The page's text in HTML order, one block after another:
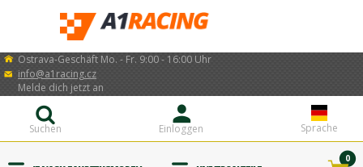
Ostrava-Geschäft Mo. - Fr. 9:00 - 16:00 Uhr
info@a1racing.cz
Sprache
Einloggen
Melde dich jetzt an
Suchen
0